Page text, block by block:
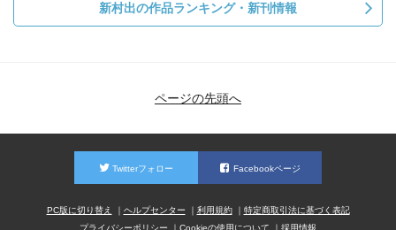
新村出の作品ランキング・新刊情報
ページの先頭へ
Twitterフォロー Facebookページ
PC版に切り替え ヘルプセンター 利用規約
特定商取引法に基づく表記
プライバシーポリシー
Cookieの使用について 採用情報